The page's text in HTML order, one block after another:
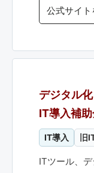
公式サイト
デジタル
IT導入補助
IT導入 旧
ITツール、